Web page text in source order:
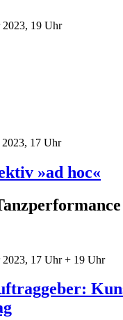
2023, 19 Uhr
2023, 17 Uhr
»ad hoc«
2023, 17 Uhr + 19 Uhr